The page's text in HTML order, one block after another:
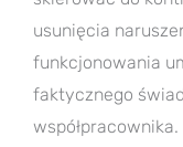
usunięcia
funkcjonowania
faktycznego
współpracownika.